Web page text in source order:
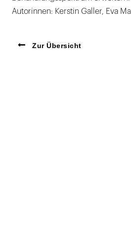
Autorinnen: Kerstin Galler, Eva
Zur Übersicht